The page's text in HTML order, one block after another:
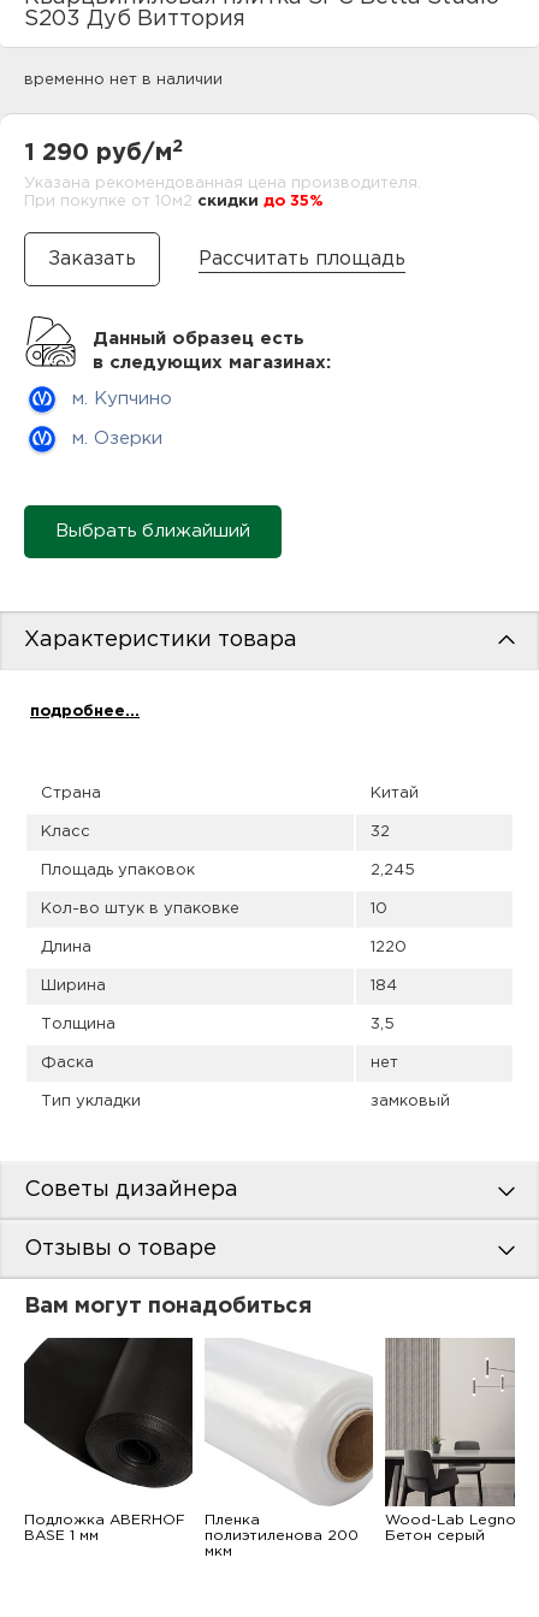
S203 Дуб Виттория
временно нет в наличии
1 290 руб/м2
Указана рекомендованная цена производителя.
При покупке от 10м2 cкидки до 35%
Рассчитать площадь
Данный образец есть
в следующих магазинах:
м. Купчино
м. Озерки
Выбрать ближайший
Характеристики товара
подробнее...
Страна Китай
Класс 32
Площадь упаковок 2,245
Кол-во штук в упаковке 10
Длина 1220
Ширина 184
Толщина 3,5
Фаска нет
Тип укладки замковый
Советы дизайнера
Отзывы о товаре
Вам могут понадобиться
Подложка ABERHOF
BASE 1 мм
Пленка
полиэтиленова 200
мкм
Wood-Lab Legno
Бетон серый